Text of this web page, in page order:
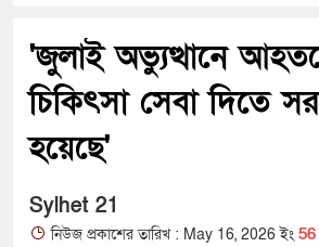
'জুলাই অভ্যুত্থানে
চিকিৎসা সেবা দিতে
হয়েছে'
Sylhet 21
নিউজ প্রকাশের তারিখ : May 16, 2026 ইং 56